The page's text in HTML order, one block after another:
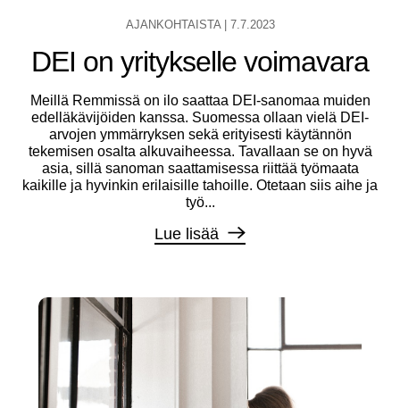
AJANKOHTAISTA 7.7.2023
DEI on yritykselle voimavara
Meillä Remmissä on ilo saattaa DEI-sanomaa muiden
edelläkävijöiden kanssa. Suomessa ollaan vielä DEI-
arvojen ymmärryksen sekä erityisesti käytännön
tekemisen osalta alkuvaiheessa. Tavallaan se on hyvä
asia, sillä sanoman saattamisessa riittää työmaata
kaikille ja hyvinkin erilaisille tahoille. Otetaan siis aihe ja
työ...
Lue lisää